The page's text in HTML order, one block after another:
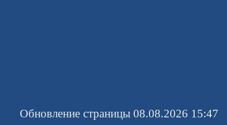
Обновление страницы 08.08.2026 15:47